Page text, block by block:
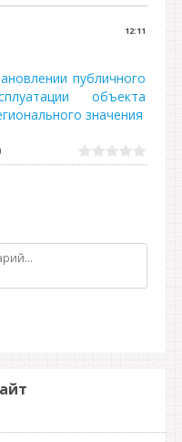
12:11
публичного
объекта
значения